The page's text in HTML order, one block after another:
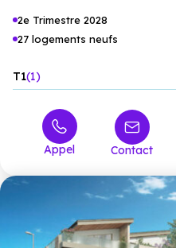
2e Trimestre 2028
27 logements neufs
T1 1
T5 2
Appel Contact